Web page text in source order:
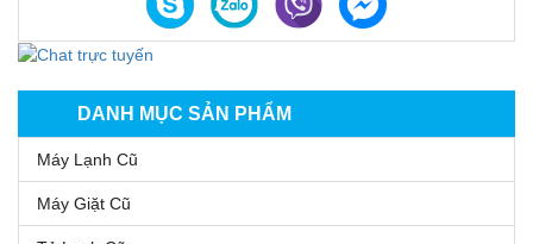
DANH MỤC SẢN PHẨM
Máy Lạnh Cũ
Máy Giặt Cũ